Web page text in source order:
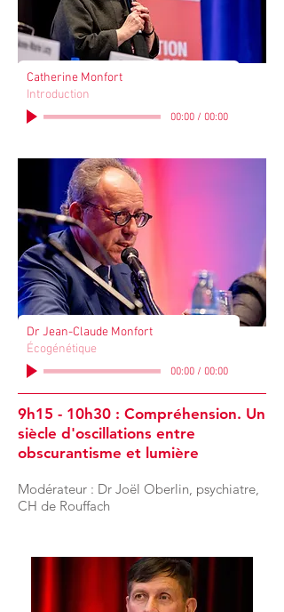
Catherine Monfort
Introduction
00:00/ 00:00
Dr Jean-Claude Monfort
Écogénétique
00:00/ 00:00
9h15 - 10h30 : Compréhension. Un
siècle d'oscillations entre
obscurantisme et lumière
Modérateur : Dr Joël Oberlin, psychiatre,
CH de Rouffach